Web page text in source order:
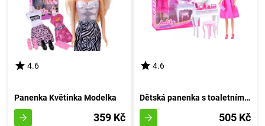
4.6
Panenka Květinka Modelka
359 Kč
4.6
Dětská panenka s toaletním stolečkem Lily
505 Kč